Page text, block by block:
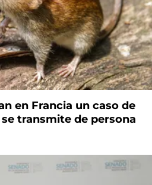
en Francia un caso de
transmite de persona